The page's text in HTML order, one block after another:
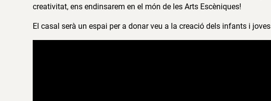
creativitat, ens endinsarem en el món de les Arts Escèniques!
El casal serà un espai per a donar veu a la creació dels infants i joves